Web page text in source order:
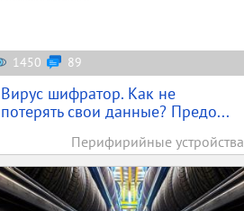
1450 89
Вирус шифратор. Как не
потерять свои данные? Предо...
Перифирийные устройства